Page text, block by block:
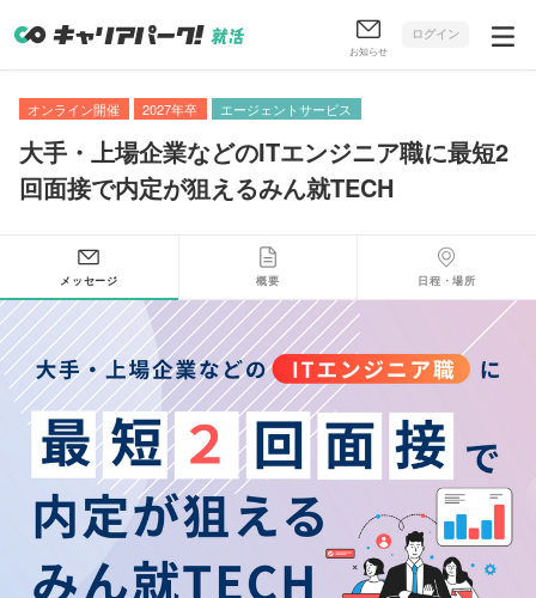
お知らせ
ログイン
オンライン開催 2027年卒 エージェントサービス
大手・上場企業などのITエンジニア職に最短2
回面接で内定が狙えるみん就TECH
メッセージ 概要 日程・場所